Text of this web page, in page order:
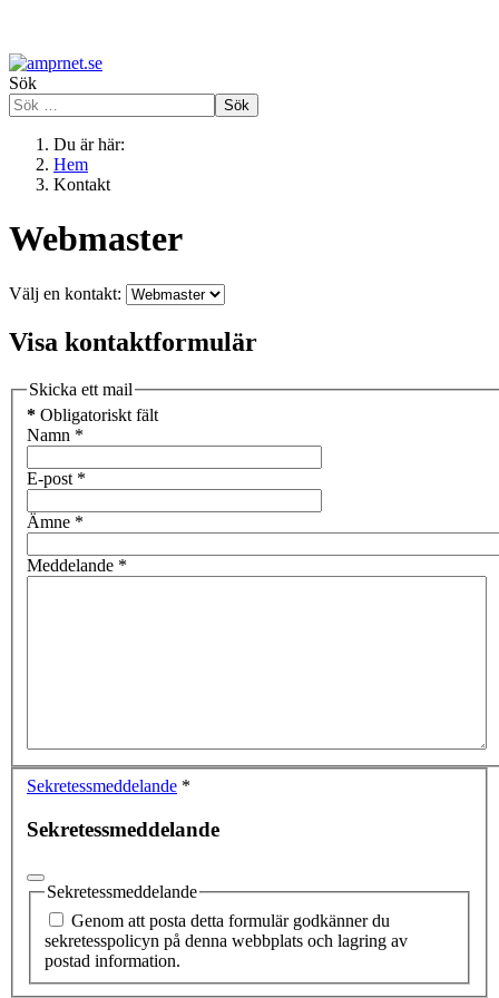
Sök
Sök
Du är här:
Hem
Kontakt
Webmaster
Välj en kontakt:
Visa kontaktformulär
Skicka ett mail
* Obligatoriskt fält
Namn *
E-post *
Ämne *
Meddelande *
Sekretessmeddelande *
Sekretessmeddelande
Sekretessmeddelande
Genom att posta detta formulär godkänner du
sekretesspolicyn på denna webbplats och lagring av
postad information.